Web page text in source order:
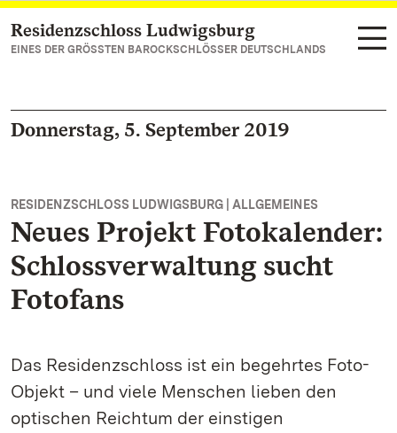
Zum Hauptinhalt springen
Residenzschloss Ludwigsburg
EINES DER GRÖSSTEN BAROCKSCHLÖSSER DEUTSCHLANDS
Donnerstag, 5. September 2019
RESIDENZSCHLOSS LUDWIGSBURG | ALLGEMEINES
Neues Projekt Fotokalender:
Schlossverwaltung sucht
Fotofans
Das Residenzschloss ist ein begehrtes Foto-
Objekt – und viele Menschen lieben den
optischen Reichtum der einstigen